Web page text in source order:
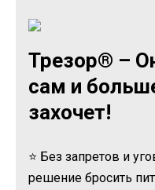
Трезор® –
сам и
захочет!
⭐ Без запретов и
решение бросить